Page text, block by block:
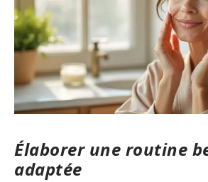
Élaborer une routine
adaptée